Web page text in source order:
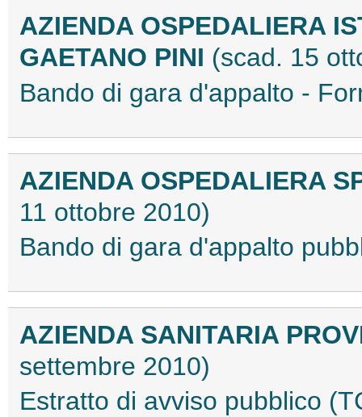
AZIENDA OSPEDALIERA
GAETANO PINI (scad. 15
Bando di gara d'appalto -
AZIENDA OSPEDALIERA
11 ottobre 2010)
Bando di gara d'appalto
AZIENDA SANITARIA
settembre 2010)
Estratto di avviso pubblico